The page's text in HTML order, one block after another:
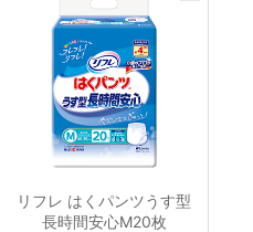
リフレ はくパンツうす型
長時間安心M20枚